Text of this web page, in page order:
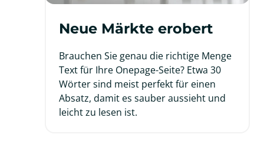
Neue Märkte erobert
Brauchen Sie genau die richtige Menge
Text für Ihre Onepage-Seite? Etwa 30
Wörter sind meist perfekt für einen
Absatz, damit es sauber aussieht und
leicht zu lesen ist.